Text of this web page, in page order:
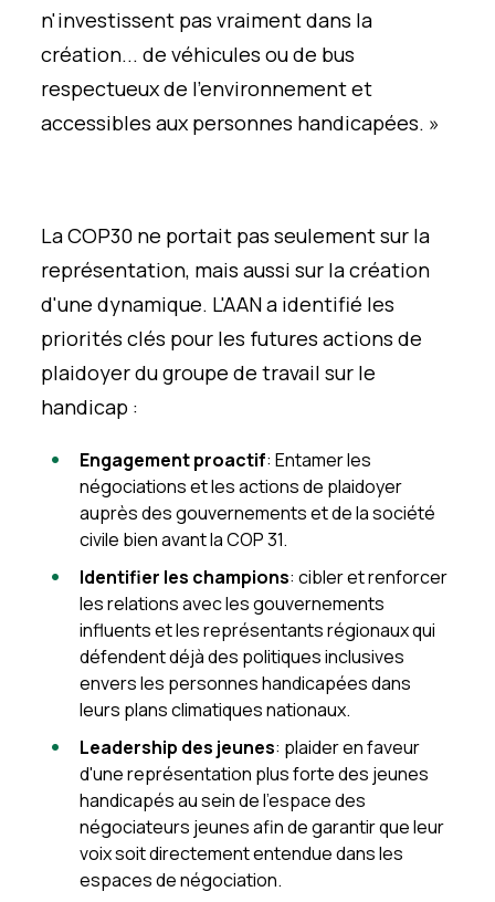
n'investissent pas vraiment dans la
création... de véhicules ou de bus
respectueux de l'environnement et
accessibles aux personnes handicapées. »
La COP30 ne portait pas seulement sur la
représentation, mais aussi sur la création
d'une dynamique. L'AAN a identifié les
priorités clés pour les futures actions de
plaidoyer du groupe de travail sur le
handicap :
Engagement proactif: Entamer les
négociations et les actions de plaidoyer
auprès des gouvernements et de la société
civile bien avant la COP 31.
Identifier les champions: cibler et renforcer
les relations avec les gouvernements
influents et les représentants régionaux qui
défendent déjà des politiques inclusives
envers les personnes handicapées dans
leurs plans climatiques nationaux.
Leadership des jeunes: plaider en faveur
d'une représentation plus forte des jeunes
handicapés au sein de l'espace des
négociateurs jeunes afin de garantir que leur
voix soit directement entendue dans les
espaces de négociation.